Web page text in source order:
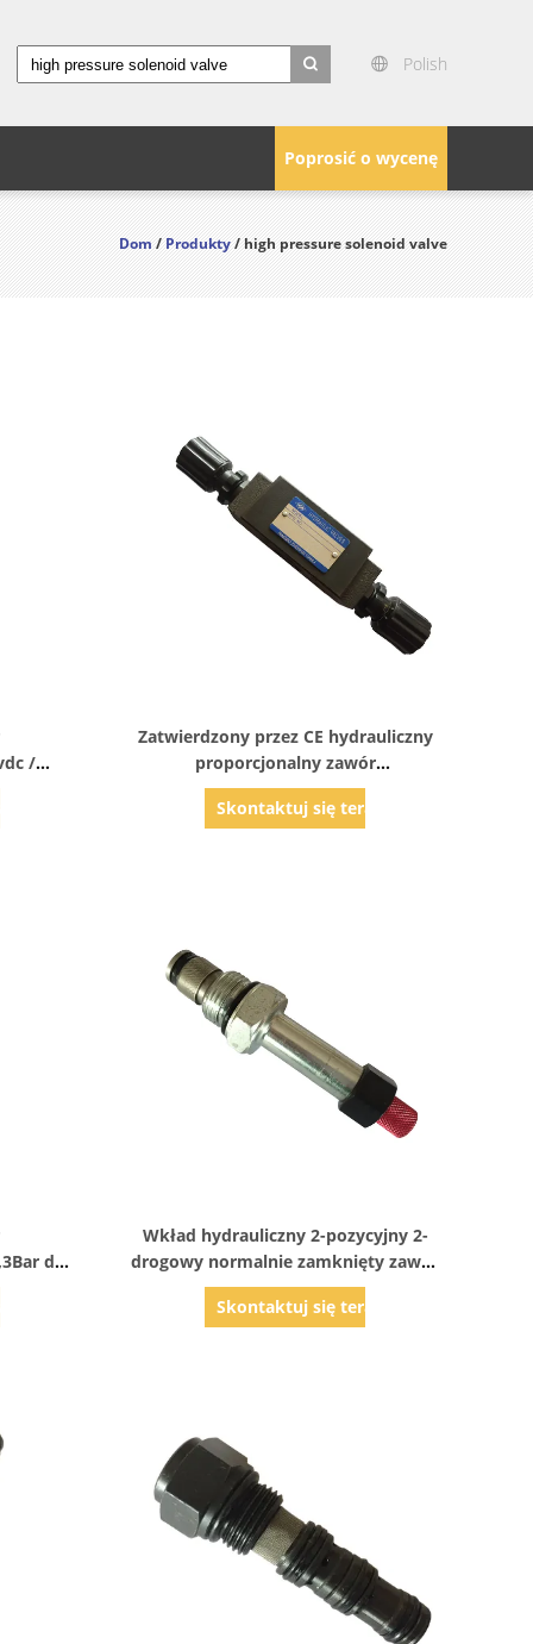
Polish
Poprosić o wycenę
Dom/Produkty/ high pressure solenoid valve
/
Zatwierdzony przez CE hydrauliczny
proporcjonalny zawór
elektromagnetyczny 250 bar MTC-02W
Skontaktuj się teraz
do
Wkład hydrauliczny 2-pozycyjny 2-
drogowy normalnie zamknięty zawór
elektromagnetyczny z ręcznym
sterowaniem
Skontaktuj się teraz